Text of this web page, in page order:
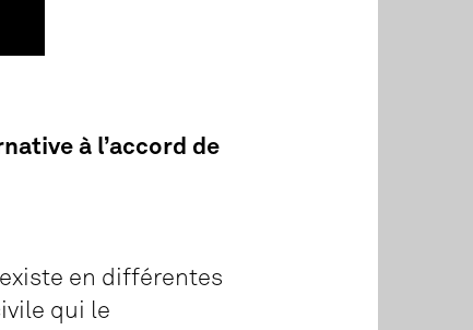
à l’accord de
en différentes
qui le